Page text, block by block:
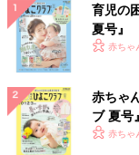
育児の
夏号』
いっぱ
赤ちゃ
赤ちゃ
ブ 夏号
く！ お
赤ちゃ